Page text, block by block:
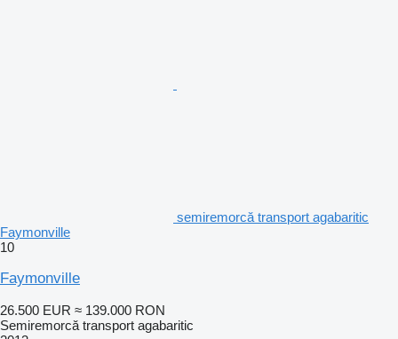
semiremorcă transport agabaritic
Faymonville
10
Faymonville
26.500 EUR ≈ 139.000 RON
Semiremorcă transport agabaritic